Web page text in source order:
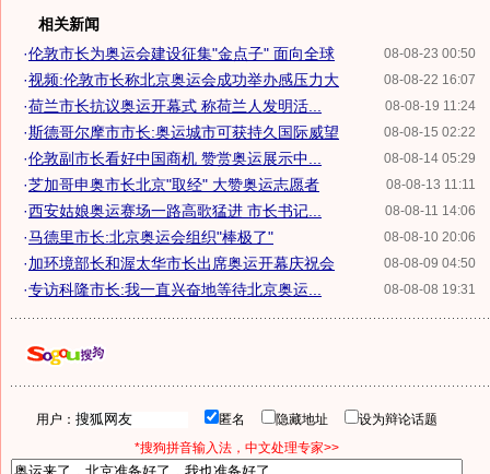
相关新闻
08-08-23 00:50
·伦敦市长为奥运会建设征集"金点子" 面向全球
08-08-22 16:07
·视频:伦敦市长称北京奥运会成功举办感压力大
08-08-19 11:24
·荷兰市长抗议奥运开幕式 称荷兰人发明活...
08-08-15 02:22
·斯德哥尔摩市市长:奥运城市可获持久国际威望
08-08-14 05:29
·伦敦副市长看好中国商机 赞赏奥运展示中...
08-08-13 11:11
·芝加哥申奥市长北京"取经" 大赞奥运志愿者
08-08-11 14:06
·西安姑娘奥运赛场一路高歌猛进 市长书记...
08-08-10 20:06
·马德里市长:北京奥运会组织"棒极了"
08-08-09 04:50
·加环境部长和渥太华市长出席奥运开幕庆祝会
08-08-08 19:31
·专访科隆市长:我一直兴奋地等待北京奥运...
用户： 匿名 隐藏地址
设为辩论话题
*搜狗拼音输入法，中文处理专家>>